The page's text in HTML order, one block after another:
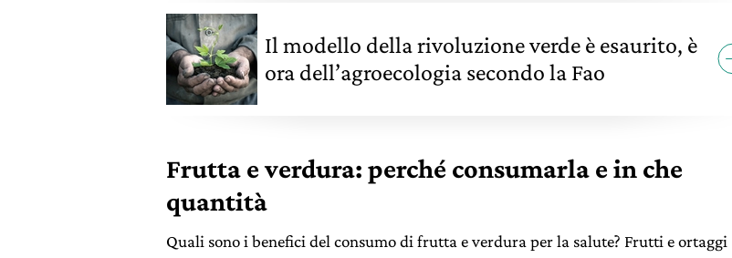
Il modello della rivoluzione verde è esaurito, è
ora dell’agroecologia secondo la Fao
Frutta e verdura: perché consumarla e in che
quantità
Quali sono i benefici del consumo di frutta e verdura per la salute? Frutti e ortaggi